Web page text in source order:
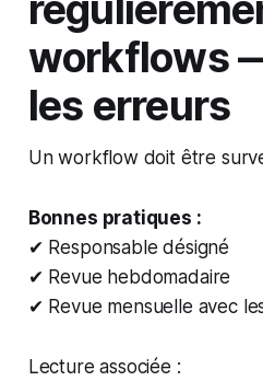
workflows
les erreurs
Un workflow doit être
Bonnes pratiques :
✔ Responsable désigné
✔ Revue hebdomadaire
✔ Revue mensuelle avec
Lecture associée :